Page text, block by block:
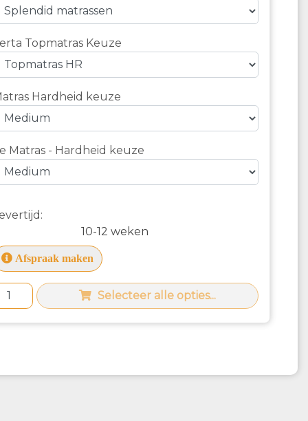
Topmatras Keuze
Hardheid keuze
Matras - Hardheid keuze
10-12 weken
Afspraak maken
Selecteer alle opties...